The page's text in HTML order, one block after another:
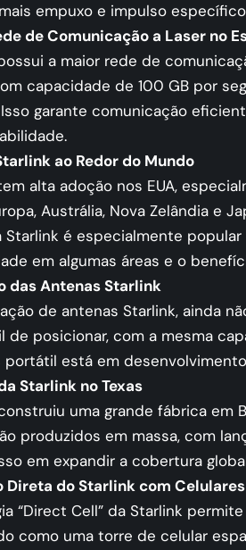
empuxo e impulso
de Comunicação a Laser no
a maior rede de
capacidade de 100 GB por
garante comunicação
ao Redor do Mundo
alta adoção nos EUA,
Austrália, Nova Zelândia e
Starlink é especialmente
em algumas áreas e o
das Antenas Starlink
de antenas Starlink, ainda
de posicionar, com a mesma
portátil está em
Starlink no Texas
uma grande fábrica em
produzidos em massa, com
em expandir a cobertura
Direta do Starlink com Celulares
“Direct Cell” da Starlink
como uma torre de celular